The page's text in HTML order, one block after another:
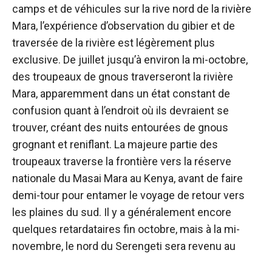
camps et de véhicules sur la rive nord de la rivière
Mara, l’expérience d’observation du gibier et de
traversée de la rivière est légèrement plus
exclusive. De juillet jusqu’à environ la mi-octobre,
des troupeaux de gnous traverseront la rivière
Mara, apparemment dans un état constant de
confusion quant à l’endroit où ils devraient se
trouver, créant des nuits entourées de gnous
grognant et reniflant. La majeure partie des
troupeaux traverse la frontière vers la réserve
nationale du Masai Mara au Kenya, avant de faire
demi-tour pour entamer le voyage de retour vers
les plaines du sud. Il y a généralement encore
quelques retardataires fin octobre, mais à la mi-
novembre, le nord du Serengeti sera revenu au